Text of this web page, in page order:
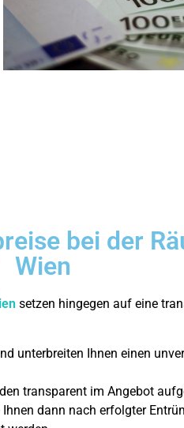
bei der
Wien
setzen hingegen auf eine
unterbreiten Ihnen einen
transparent im Angebot
dann nach erfolgter